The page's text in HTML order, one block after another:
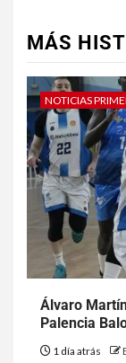
MÁS
NOTICIAS
Álvaro
Palencia
1 día atrás